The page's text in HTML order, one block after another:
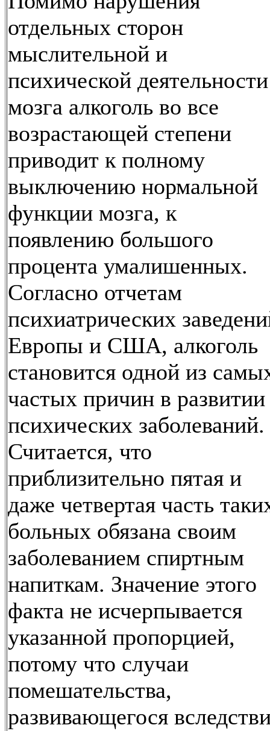
отдельных сторон
мыслительной и
психической деятельности
мозга алкоголь во все
возрастающей степени
приводит к полному
выключению нормальной
функции мозга, к
появлению большого
процента умалишенных.
Согласно отчетам
психиатрических
Европы и США, алкоголь
становится одной из
частых причин в развитии
психических заболеваний.
Считается, что
приблизительно пятая и
даже четвертая часть
больных обязана своим
заболеванием спиртным
напиткам. Значение этого
факта не исчерпывается
указанной пропорцией,
потому что случаи
помешательства,
развивающегося